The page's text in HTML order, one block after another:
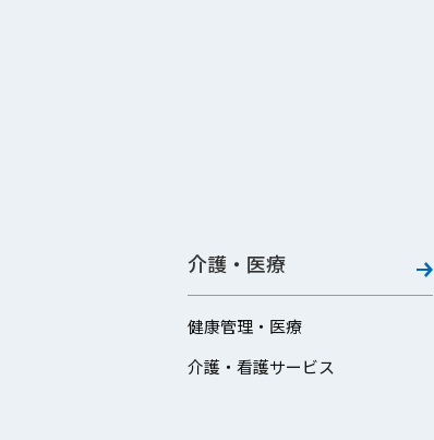
介護・医療
健康管理・医療
介護・看護サービス